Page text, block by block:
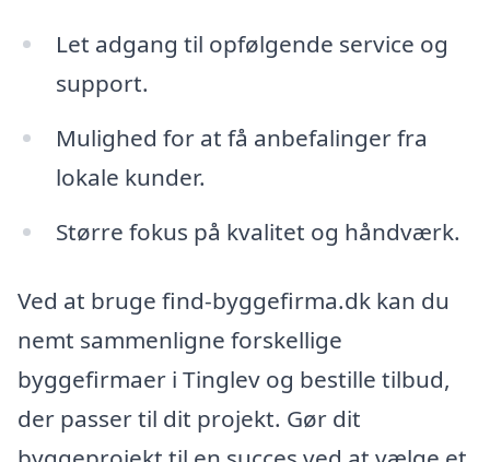
Let adgang til opfølgende service og
support.
Mulighed for at få anbefalinger fra
lokale kunder.
Større fokus på kvalitet og håndværk.
Ved at bruge find-byggefirma.dk kan du
nemt sammenligne forskellige
byggefirmaer i Tinglev og bestille tilbud,
der passer til dit projekt. Gør dit